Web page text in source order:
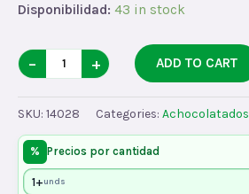
Disponibilidad: 43 in stock
CHOCOLISTO
BOLSAx600
quantity
− + ADD TO CART
SKU: 14028 Categories: Achocolatados
% Precios por cantidad
1+unds